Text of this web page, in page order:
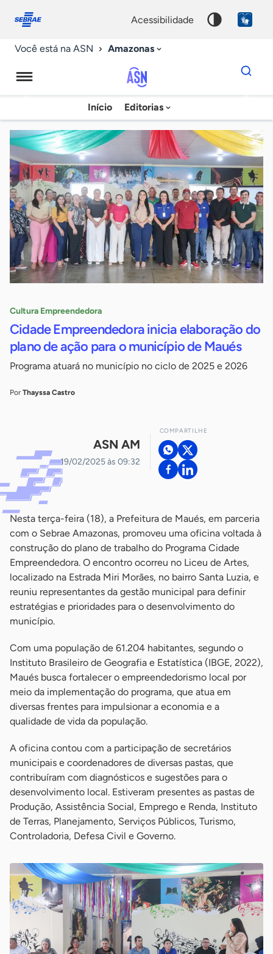
conosco
acessibilidade
Você está na ASN Amazonas
Agência
Sebrae
Notícias
Início Editorias
Dados
para
chave
Cultura Empreendedora
Cidade Empreendedora inicia elaboração do
plano de ação para o município de Maués
Programa atuará no município no ciclo de 2025 e 2026
Por Thayssa Castro
ASN AM
19/02/2025 às 09:32
COMPARTILHE
Nesta terça-feira (18), a Prefeitura de Maués, em parceria
com o Sebrae Amazonas, promoveu uma oficina voltada à
construção do plano de trabalho do Programa Cidade
Empreendedora. O encontro ocorreu no Liceu de Artes,
localizado na Estrada Miri Morães, no bairro Santa Luzia, e
reuniu representantes da gestão municipal para definir
estratégias e prioridades para o desenvolvimento do
município.
Com uma população de 61.204 habitantes, segundo o
Instituto Brasileiro de Geografia e Estatística (IBGE, 2022),
Maués busca fortalecer o empreendedorismo local por
meio da implementação do programa, que atua em
diversas frentes para impulsionar a economia e a
qualidade de vida da população.
A oficina contou com a participação de secretários
municipais e coordenadores de diversas pastas, que
contribuíram com diagnósticos e sugestões para o
desenvolvimento local. Estiveram presentes as pastas de
Produção, Assistência Social, Emprego e Renda, Instituto
de Terras, Planejamento, Serviços Públicos, Turismo,
Controladoria, Defesa Civil e Governo.